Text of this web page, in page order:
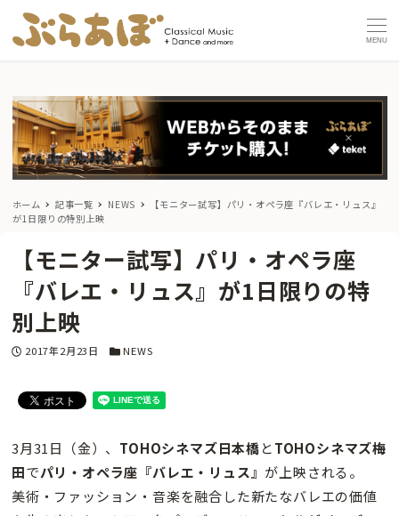
MENU
ホーム 記事一覧 NEWS
【モニター試写】パリ・オペラ座『バレエ・リュス』
が1日限りの特別上映
【モニター試写】パリ・オペラ座
『バレエ・リュス』が1日限りの特
別上映
投稿日
2017年2月23日 カテゴリー
NEWS
3月31日（金）、 TOHOシネマズ日本橋とTOHOシネマズ梅
田でパリ・オペラ座『バレエ・リュス』 が上映される。
美術・ファッション・音楽を融合した新たなバレエの価値